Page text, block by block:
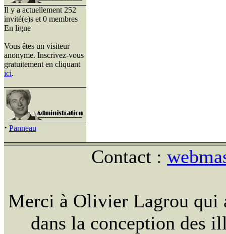
Il y a actuellement 252
invité(e)s et 0 membres
En ligne
Vous êtes un visiteur
anonyme. Inscrivez-vous
gratuitement en cliquant
ici.
· Panneau
Contact :
Merci à Olivier Lagrou qui
dans la conception des